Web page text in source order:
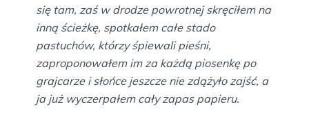
się tam, zaś w drodze powrotnej skręciłem na
inną ścieżkę, spotkałem całe stado
pastuchów, którzy śpiewali pieśni,
zaproponowałem im za każdą piosenkę po
grajcarze i słońce jeszcze nie zdążyło zajść, a
ja już wyczerpałem cały zapas papieru.